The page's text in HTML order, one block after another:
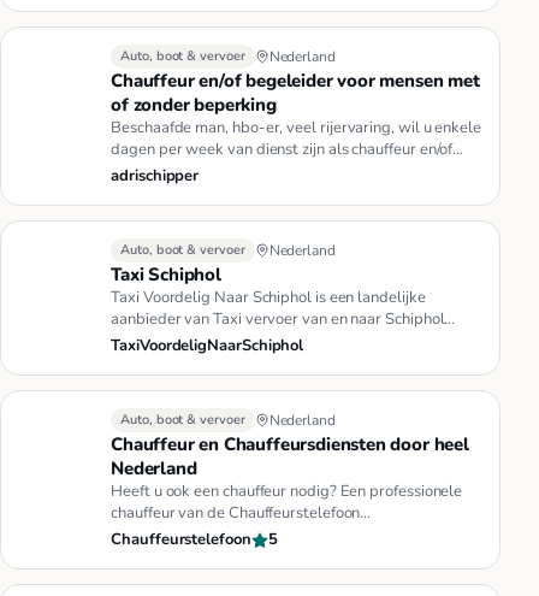
Auto, boot & vervoer Nederland
Chauffeur en/of begeleider voor mensen met
of zonder beperking
Beschaafde man, hbo-er, veel rijervaring, wil u enkele
dagen per week van dienst zijn als chauffeur en/of
begeleider. Di…
adrischipper
Auto, boot & vervoer Nederland
Taxi Schiphol
Taxi Voordelig Naar Schiphol is een landelijke
aanbieder van Taxi vervoer van en naar Schiphol
Airport Amsterdam.De prij…
TaxiVoordeligNaarSchiphol
Auto, boot & vervoer Nederland
Chauffeur en Chauffeursdiensten door heel
Nederland
Heeft u ook een chauffeur nodig? Een professionele
chauffeur van de Chauffeurstelefoon
Chauffeursdiensten brengt u in uw…
Chauffeurstelefoon 5